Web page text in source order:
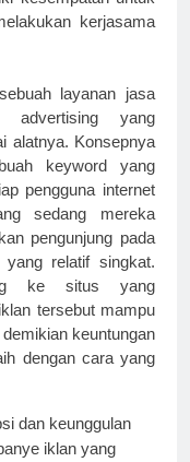
kerjasama
layanan jasa
advertising yang
alatnya. Konsepnya
keyword yang
pengguna internet
sedang mereka
pengunjung pada
relatif singkat.
ke situs yang
tersebut mampu
keuntungan
dengan cara yang
dan keunggulan
iklan yang